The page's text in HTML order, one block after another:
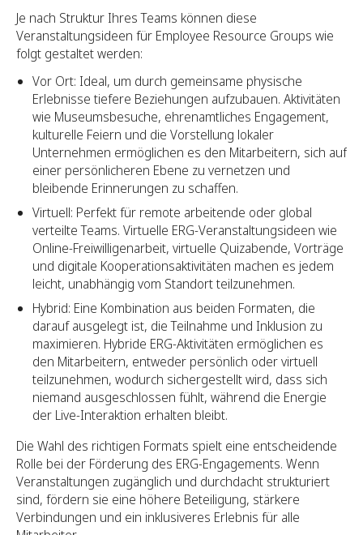
Je nach Struktur Ihres Teams können diese
Veranstaltungsideen für Employee Resource Groups wie
folgt gestaltet werden:
Vor Ort: Ideal, um durch gemeinsame physische
Erlebnisse tiefere Beziehungen aufzubauen. Aktivitäten
wie Museumsbesuche, ehrenamtliches Engagement,
kulturelle Feiern und die Vorstellung lokaler
Unternehmen ermöglichen es den Mitarbeitern, sich auf
einer persönlicheren Ebene zu vernetzen und
bleibende Erinnerungen zu schaffen.
Virtuell: Perfekt für remote arbeitende oder global
verteilte Teams. Virtuelle ERG-Veranstaltungsideen wie
Online-Freiwilligenarbeit, virtuelle Quizabende, Vorträge
und digitale Kooperationsaktivitäten machen es jedem
leicht, unabhängig vom Standort teilzunehmen.
Hybrid: Eine Kombination aus beiden Formaten, die
darauf ausgelegt ist, die Teilnahme und Inklusion zu
maximieren. Hybride ERG-Aktivitäten ermöglichen es
den Mitarbeitern, entweder persönlich oder virtuell
teilzunehmen, wodurch sichergestellt wird, dass sich
niemand ausgeschlossen fühlt, während die Energie
der Live-Interaktion erhalten bleibt.
Die Wahl des richtigen Formats spielt eine entscheidende
Rolle bei der Förderung des ERG-Engagements. Wenn
Veranstaltungen zugänglich und durchdacht strukturiert
sind, fördern sie eine höhere Beteiligung, stärkere
Verbindungen und ein inklusiveres Erlebnis für alle